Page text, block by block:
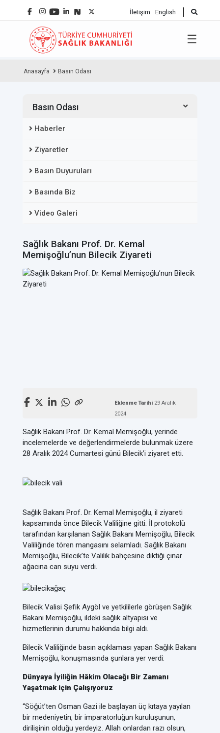
İletişim English
☰
Anasayfa Basın Odası
Basın Odası
Haberler
Ziyaretler
Basın Duyuruları
Basında Biz
Video Galeri
Sağlık Bakanı Prof. Dr. Kemal
Memişoğlu’nun Bilecik Ziyareti
Eklenme Tarihi 29 Aralık
2024
Sağlık Bakanı Prof. Dr. Kemal Memişoğlu, yerinde
incelemelerde ve değerlendirmelerde bulunmak üzere
28 Aralık 2024 Cumartesi günü Bilecik’i ziyaret etti.
Sağlık Bakanı Prof. Dr. Kemal Memişoğlu, il ziyareti
kapsamında önce Bilecik Valiliğine gitti. İl protokolü
tarafından karşılanan Sağlık Bakanı Memişoğlu, Bilecik
Valiliğinde tören mangasını selamladı. Sağlık Bakanı
Memişoğlu, Bilecik’te Valilik bahçesine diktiği çınar
ağacına can suyu verdi.
Bilecik Valisi Şefik Aygöl ve yetkililerle görüşen Sağlık
Bakanı Memişoğlu, ildeki sağlık altyapısı ve
hizmetlerinin durumu hakkında bilgi aldı.
Bilecik Valiliğinde basın açıklaması yapan Sağlık Bakanı
Memişoğlu, konuşmasında şunlara yer verdi:
Dünyaya İyiliğin Hâkim Olacağı Bir Zamanı
Yaşatmak için Çalışıyoruz
“Söğüt’ten Osman Gazi ile başlayan üç kıtaya yayılan
bir medeniyetin, bir imparatorluğun kuruluşunun,
dirilişinin olduğu yerdeyiz. Allah onlardan razı olsun,